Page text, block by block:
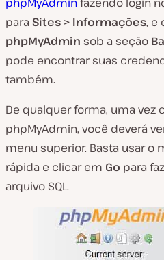
para Sites > Informações, e
phpMyAdmin sob a seção
pode encontrar suas
também.
De qualquer forma, uma vez
phpMyAdmin, você deverá
menu superior. Basta usar o
rápida e clicar em Go para
arquivo SQL.